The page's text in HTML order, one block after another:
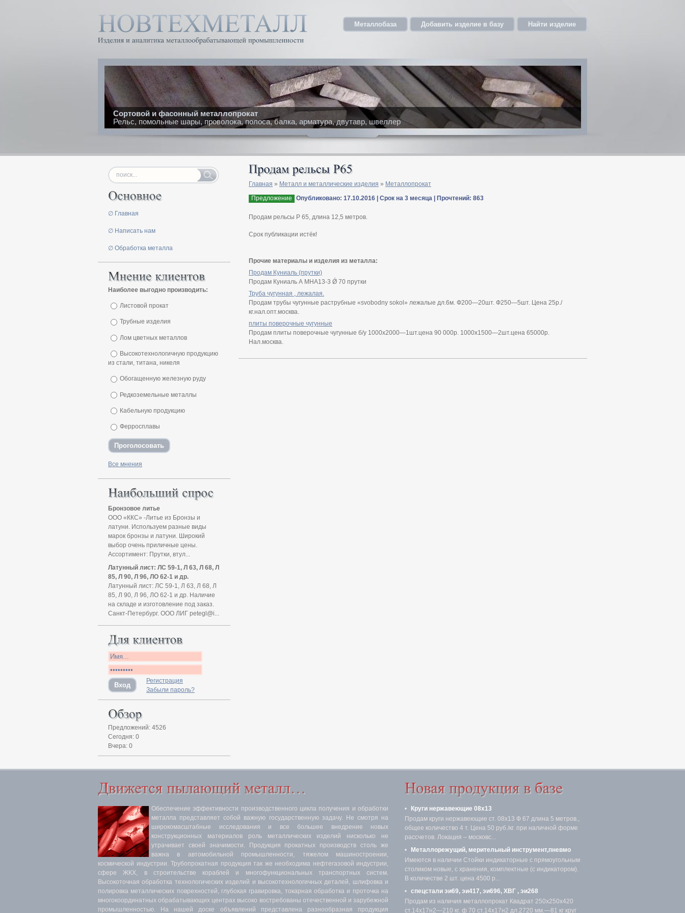
Металлобаза Добавить изделие в базу Найти изделие
Сортовой и фасонный металлопрокат
Рельс, помольные шары, проволока, полоса, балка, арматура, двутавр, швеллер
Главная » Металл и металлические изделия » Металлопрокат
Предложение
Опубликовано: 17.10.2016 | Срок на 3 месяца | Прочтений: 863
Продам рельсы Р 65, длина 12,5 метров.
Срок публикации истёк!
Прочие материалы и изделия из металла:
Продам Куниаль (прутки)
Продам Куниаль А МНА13-3 Ǿ 70 прутки
Труба чугунная , лежалая.
Продам трубы чугунные раструбные «svobodny sokol» лежалые дл.6м. Ф200—20шт. Ф250—5шт. Цена 25р./
кг.нал.опт.москва.
плиты поверочные чугунные
Продам плиты поверочные чугунные б/у 1000х2000—1шт.цена 90 000р. 1000х1500—2шт.цена 65000р.
Нал.москва.
∅ Главная
∅ Написать нам
∅ Обработка металла
Наиболее выгодно производить:
Листовой прокат
Трубные изделия
Лом цветных металлов
Высокотехнологичную продукцию
из стали, титана, никеля
Обогащенную железную руду
Редкоземельные металлы
Кабельную продукцию
Ферросплавы
Все мнения
Бронзовое литье
ООО «ККС» -Литье из Бронзы и
латуни. Используем разные виды
марок бронзы и латуни. Широкий
выбор очень приличные цены.
Ассортимент: Прутки, втул...
Латунный лист: ЛС 59-1, Л 63, Л 68, Л
85, Л 90, Л 96, ЛО 62-1 и др.
Латунный лист: ЛС 59-1, Л 63, Л 68, Л
85, Л 90, Л 96, ЛО 62-1 и др. Наличие
на складе и изготовление под заказ.
Санкт-Петербург. ООО ЛИГ petegl@i...
Регистрация
Забыли пароль?
Предложений: 4526
Сегодня: 0
Вчера: 0
Обеспечение эффективности производственного цикла получения и обработки
металла представляет собой важную государственную задачу. Не смотря на
широкомасштабные исследования и все большее внедрение новых
конструкционных материалов роль металлических изделий нисколько не
утрачивает своей значимости. Продукция прокатных производств столь же
важна в автомобильной промышленности, тяжелом машиностроении,
космической индустрии. Трубопрокатная продукция так же необходима нефтегазовой индустрии,
сфере ЖКХ, в строительстве кораблей и многофункциональных транспортных систем.
Высокоточная обработка технологических изделий и высокотехнологичных деталей, шлифовка и
полировка металлических поврехностей, глубокая гравировка, токарная обработка и проточка на
многокоординатных обрабатывающих центрах высоко востребованы отечественной и зарубежной
промышленностью. На нашей доске объявлений представлена разнообразная продукция
Круги нержавеющие 08х13
Продам круги нержавеющие ст. 08х13 Ф 67 длина 5 метров.,
общее количество 4 т. Цена 50 руб./кг. при наличной форме
рассчетов. Локация – московс...
Металлорежущий, мерительный инструмент,пневмо
Имеются в наличии Стойки индикаторные с прямоугольным
столиком новые, с хранения, комплектные (с индикатором).
В количестве 2 шт. цена 4500 р...
спецстали эи69, эи417, эи696, ХВГ , эи268
Продам из наличия металлопрокат Квадрат 250х250х420
ст.14х17н2—210 кг. ф 70 ст.14х17н2 дл.2720 мм.—81 кг круг